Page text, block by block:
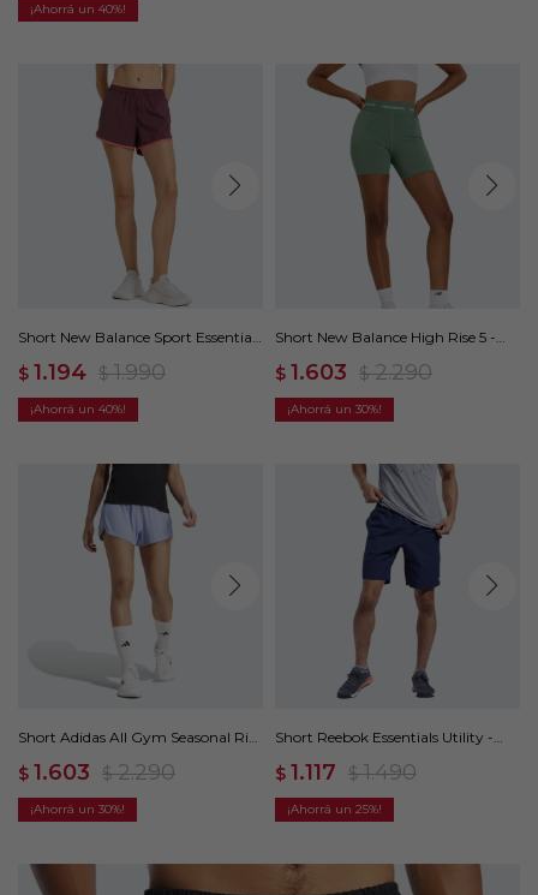
40
Short New Balance Sport Essentials
$ 1.194 $ 1.990
40
Short New Balance High Rise 5 -
$ 1.603 $ 2.290
30
Short Adidas All Gym Seasonal Rib
$ 1.603 $ 2.290
30
Short Reebok Essentials Utility -
$ 1.117 $ 1.490
25